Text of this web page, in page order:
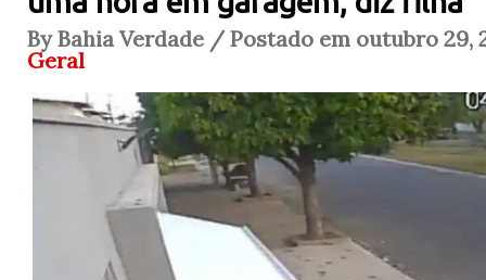
By Bahia Verdade / Postado em outubro 29,
Geral